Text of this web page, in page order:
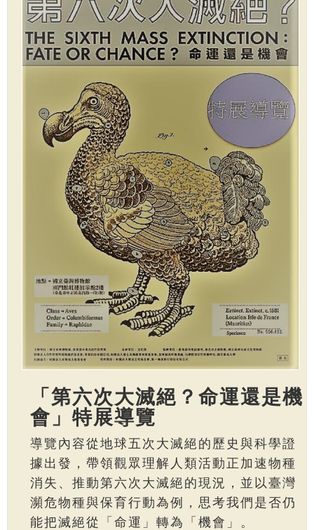
「第六次大滅絕？命運還是機
會」特展導覽
導覽內容從地球五次大滅絕的歷史與科學證
據出發，帶領觀眾理解人類活動正加速物種
消失、推動第六次大滅絕的現況，並以臺灣
瀕危物種與保育行動為例，思考我們是否仍
能把滅絕從「命運」轉為「機會」。